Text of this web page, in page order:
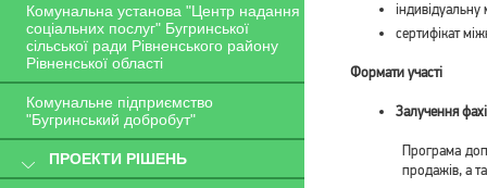
Комунальна установа "Центр надання
соціальних послуг" Бугринської
сільської ради Рівненського району
Рівненської області
Комунальне підприємство
"Бугринський добробут"
ПРОЕКТИ РІШЕНЬ
сертифікат
Формати участі
Залучення
Програма
продажів, а